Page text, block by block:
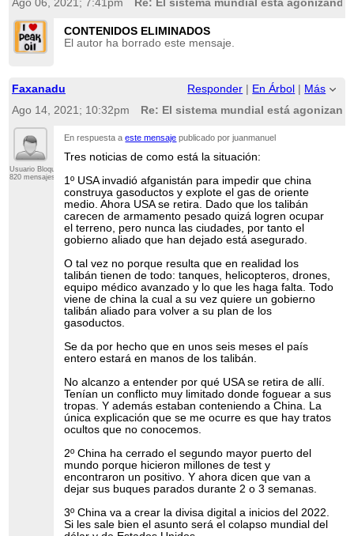
Ago 06, 2021; 7:41pm
Re: El sistema mundial está
CONTENIDOS ELIMINADOS
El autor ha borrado este mensaje.
Faxanadu Responder | En Árbol | Más
Ago 14, 2021; 10:32pm
Re: El sistema mundial está
Usuario Bloqueado
820 mensajes
En respuesta aeste mensaje publicado por juanmanuel
Tres noticias de como está la situación:
1º USA invadió afganistán para impedir que china
construya gasoductos y explote el gas de oriente
medio. Ahora USA se retira. Dado que los talibán
carecen de armamento pesado quizá logren ocupar
el terreno, pero nunca las ciudades, por tanto el
gobierno aliado que han dejado está asegurado.
O tal vez no porque resulta que en realidad los
talibán tienen de todo: tanques, helicopteros, drones,
equipo médico avanzado y lo que les haga falta. Todo
viene de china la cual a su vez quiere un gobierno
talibán aliado para volver a su plan de los
gasoductos.
Se da por hecho que en unos seis meses el país
entero estará en manos de los talibán.
No alcanzo a entender por qué USA se retira de allí.
Tenían un conflicto muy limitado donde foguear a sus
tropas. Y además estaban conteniendo a China. La
única explicación que se me ocurre es que hay tratos
ocultos que no conocemos.
2º China ha cerrado el segundo mayor puerto del
mundo porque hicieron millones de test y
encontraron un positivo. Y ahora dicen que van a
dejar sus buques parados durante 2 o 3 semanas.
3º China va a crear la divisa digital a inicios del 2022.
Si les sale bien el asunto será el colapso mundial del